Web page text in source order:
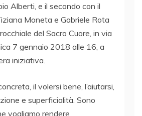
Alberti, e il secondo con il
Moneta e Gabriele Rota
del Sacro Cuore, in via
7 gennaio 2018 alle 16, a
iniziativa.
il volersi bene, l’aiutarsi,
e superficialità. Sono
vogliamo rendere